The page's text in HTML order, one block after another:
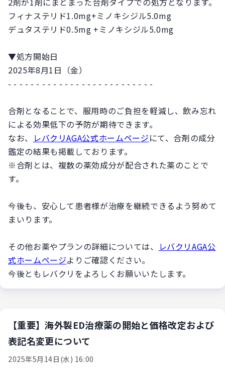
フィナステリド1.0mg+ミノキシジル5.0mg
デュタステリド0.5mg +ミノキシジル5.0mg
▼処方開始日
2025年8月1日（金）
- - - - - - - - - - - - - - - - - - - - - - - - - -
合剤となることで、服用時のご負担を軽減し、飲み忘れ
による効果低下の予防が期待できます。
なお、 レバクリAGA公式ホームページにて、合剤の成分
鑑定の結果も掲載しております。
※合剤とは、複数の薬効成分が配合された薬のことで
す。
今後も、安心して患者様が治療を継続できるよう努めて
まいります。
その他お薬やプランの詳細については、 レバクリAGA公
式ホームページよりご確認ください。
今後ともレバクリをよろしくお願いいたします。
【重要】海外製ED治療薬の開始と価格改定および
表記名変更について
2025年5月14日(水) 16:00